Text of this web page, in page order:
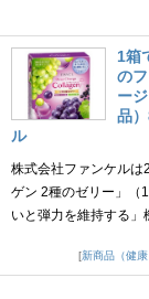
1箱
の
ー
品
ル
株式会社ファンケル
ゲン 2種のゼリー」（
いと弾力を維持する
新商品（健康